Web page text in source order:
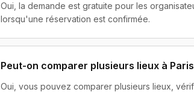
Oui, la demande est gratuite pour les
lorsqu'une réservation est confirmée.
Peut-on comparer plusieurs lieux à
Oui, vous pouvez comparer plusieurs lieux,